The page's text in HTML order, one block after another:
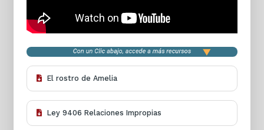
El rostro de Amelia
Ley 9406 Relaciones Impropias